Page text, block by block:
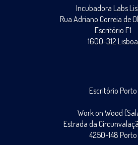
Incubadora Labs
Rua Adriano Correia de
Escritório F1
1600-312 Lisboa
Escritório Porto
Work on Wood
Estrada da
4250-148 Porto